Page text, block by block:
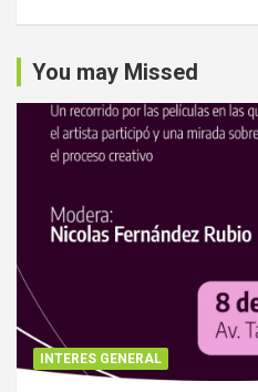
You may Missed
INTERES GENERAL